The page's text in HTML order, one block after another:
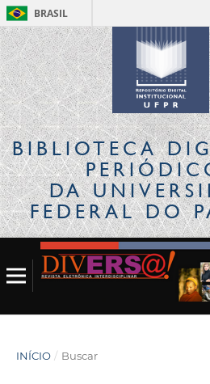
BRASIL
BIBLIOTECA
DA
FEDERAL DO
INÍCIO / Buscar